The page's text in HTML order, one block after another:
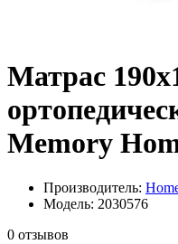
Матрас
Memory
Производитель:
Модель: 2030576
0 отзывов